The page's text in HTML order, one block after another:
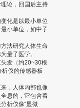
论，回国后主持
化是以最小单位
小单位，如中子
法研究人体生命
量子医学。
发（约20~30根
仪的传感器板
，人体内部也像
息的，它包含着
析仪像“显微